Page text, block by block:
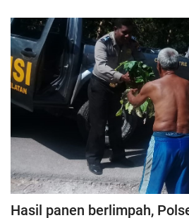
Hasil panen berlimpah,